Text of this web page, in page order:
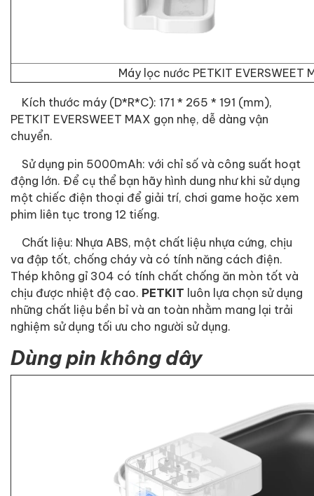
Máy lọc nước PETKIT
Kích thước máy (D*R*C): 171 * 265 * 191 (mm),
PETKIT EVERSWEET MAX gọn nhẹ, dễ dàng vận
chuyển.
Sử dụng pin 5000mAh: với chỉ số và công suất hoạt
động lớn. Để cụ thể bạn hãy hình dung như khi sử dụng
một chiếc điện thoại để giải trí, chơi game hoặc xem
phim liên tục trong 12 tiếng.
Chất liệu: Nhựa ABS, một chất liệu nhựa cứng, chịu
va đập tốt, chống cháy và có tính năng cách điện.
Thép không gỉ 304 có tính chất chống ăn mòn tốt và
chịu được nhiệt độ cao. PETKIT luôn lựa chọn sử dụng
những chất liệu bền bỉ và an toàn nhằm mang lại trải
nghiệm sử dụng tối ưu cho người sử dụng.
Dùng pin không dây